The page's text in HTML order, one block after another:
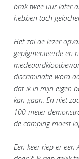
brak twee uur later
hebben toch
Het zal de lezer
gepigmenteerde en
discriminatie word
dat ik in mijn eigen
kan gaan. En niet
100 meter
de camping moest
Een keer riep er een